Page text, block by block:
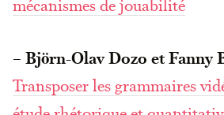
mécanismes de jouabilité
– Björn-Olav Dozo et Fanny
Transposer les grammaires